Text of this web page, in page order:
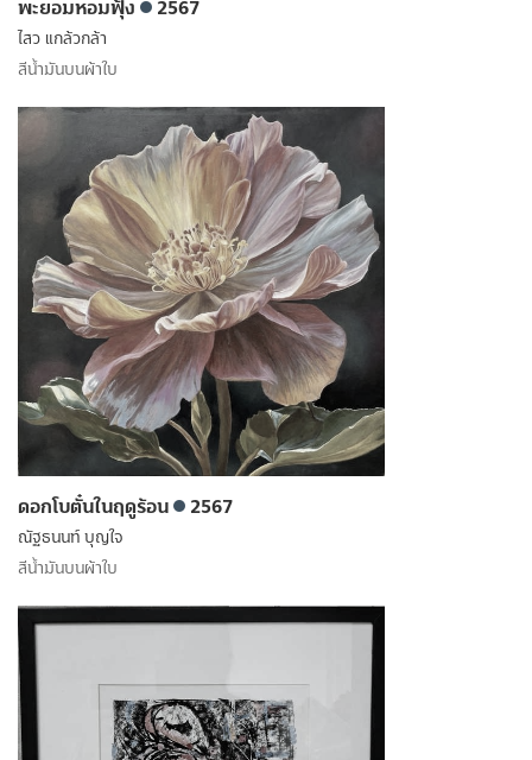
พะยอมหอมฟุ้ง 2567
ไสว แกล้วกล้า
สีน้ำมันบนผ้าใบ
ดอกโบตั๋นในฤดูร้อน 2567
ณัฐธนนท์ บุญใจ
สีน้ำมันบนผ้าใบ